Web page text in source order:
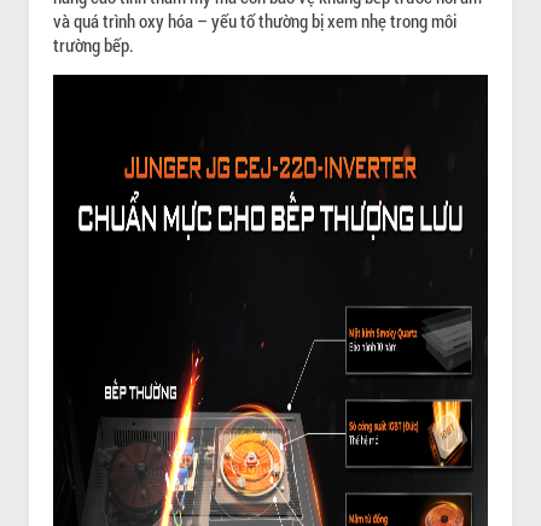
và quá trình oxy hóa – yếu tố thường bị xem nhẹ trong môi
trường bếp.